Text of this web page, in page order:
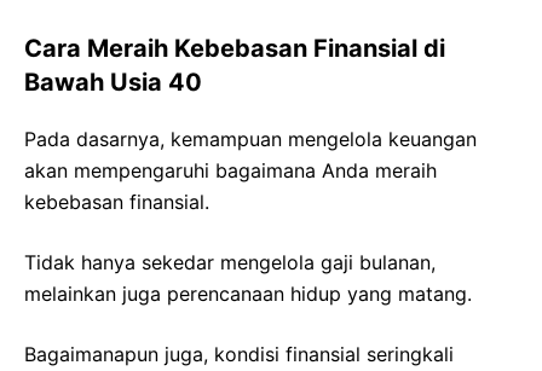
Cara Meraih Kebebasan Finansial di
Bawah Usia 40
Pada dasarnya, kemampuan mengelola keuangan
akan mempengaruhi bagaimana Anda meraih
kebebasan finansial.
Tidak hanya sekedar mengelola gaji bulanan,
melainkan juga perencanaan hidup yang matang.
Bagaimanapun juga, kondisi finansial seringkali